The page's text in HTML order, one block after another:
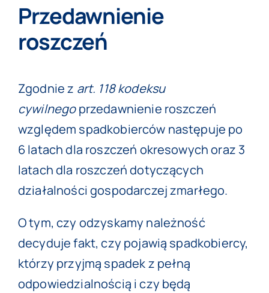
Przedawnienie
roszczeń
Zgodnie z art. 118 kodeksu
cywilnegoprzedawnienie roszczeń
względem spadkobierców następuje po
6 latach dla roszczeń okresowych oraz 3
latach dla roszczeń dotyczących
działalności gospodarczej zmarłego.
O tym, czy odzyskamy należność
decyduje fakt, czy pojawią spadkobiercy,
którzy przyjmą spadek z pełną
odpowiedzialnością i czy będą